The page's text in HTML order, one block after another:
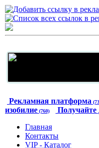
Рекламная платформа
изобилие (760) Получайте
Главная
Контакты
VIP - Каталог